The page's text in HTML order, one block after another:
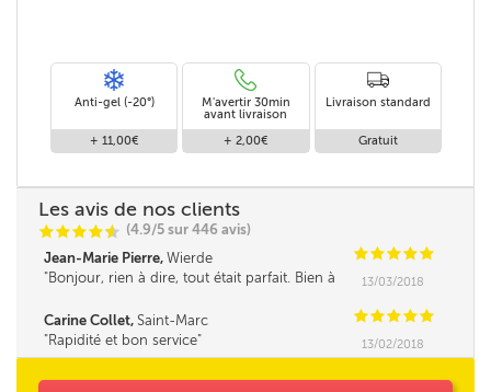
Anti-gel (-20°)
+ 11,00€
M'avertir 30min
avant livraison
+ 2,00€
Livraison standard
Gratuit
Les avis de nos clients
CCCCi
@ (4.9/5 sur 446 avis)
Jean-Marie Pierre, Wierde CCCCC
Bonjour, rien à dire, tout était parfait. Bien à
13/03/2018
Carine Collet, Saint-Marc CCCCC
Rapidité et bon service
13/02/2018